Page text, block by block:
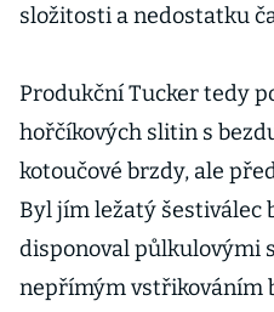
složitosti a nedostatku
Produkční Tucker tedy
hořčíkových slitin s
kotoučové brzdy, ale
Byl jím ležatý šestiválec
disponoval půlkulovými
nepřímým vstřikováním